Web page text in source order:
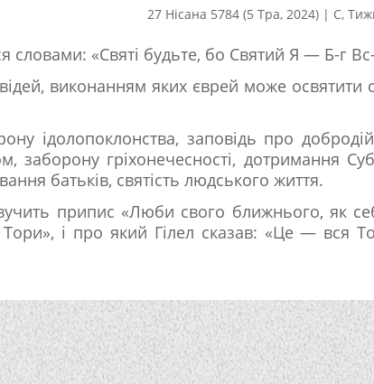
27 Нісана 5784 (5 Тра, 2024)| С,
словами: «Святі будьте, бо Святий Я — Б-г
виконанням яких єврей може освятити
ідолопоклонства, заповідь про
заборону гріхонечесності, дотримання
батьків, святість людського життя.
припис «Люби свого ближнього, як
Тори», і про який Гілел сказав: «Це — вся